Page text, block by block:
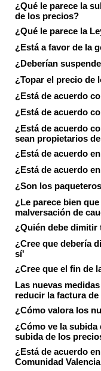
¿Qué le parece la
de los precios?
¿Qué le parece la
¿Está a favor de la
¿Deberían
¿Topar el precio de
¿Está de acuerdo
¿Está de acuerdo
¿Está de acuerdo
sean propietarios
¿Está de acuerdo
¿Está de acuerdo
¿Son los
¿Le parece bien
malversación de
¿Quién debe dimitir
¿Cree que debería
sí'
¿Cree que el fin de
Las nuevas
reducir la factura de
¿Cómo valora los
¿Cómo ve la
subida de los
¿Está de acuerdo
Comunidad